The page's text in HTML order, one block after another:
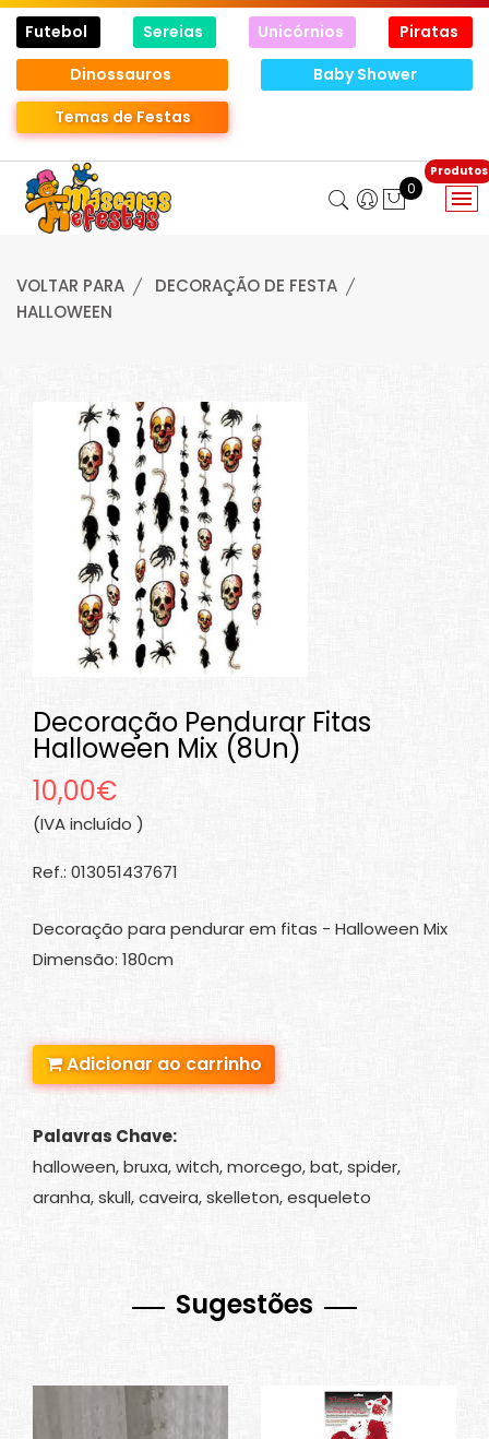
Futebol Sereias Unicórnios
Piratas
Dinossauros
Baby Shower
Temas de Festas
0
VOLTAR PARA
DECORAÇÃO DE FESTA
HALLOWEEN
Decoração Pendurar Fitas
Halloween Mix (8Un)
10,00€
(IVA incluído )
Ref.: 013051437671
Decoração para pendurar em fitas - Halloween Mix
Dimensão: 180cm
Adicionar ao carrinho
Palavras Chave:
halloween, bruxa, witch, morcego, bat, spider,
aranha, skull, caveira, skelleton, esqueleto
Sugestões